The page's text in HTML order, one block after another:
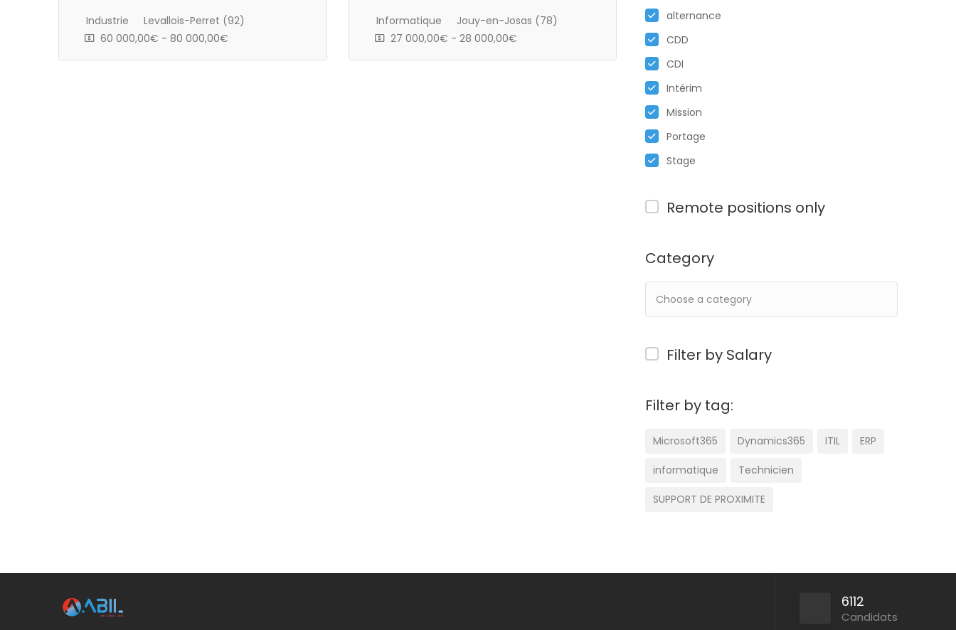
alternance
CDD
CDI
Intérim
Mission
Portage
Stage
Remote positions only
Category
Filter by Salary
Filter by tag:
Microsoft365 Dynamics365 ITIL ERP
informatique Technicien
SUPPORT DE PROXIMITE
Industrie
Levallois-Perret (92)
60 000,00€ - 80 000,00€
Informatique
Jouy-en-Josas (78)
27 000,00€ - 28 000,00€
6112
Candidats